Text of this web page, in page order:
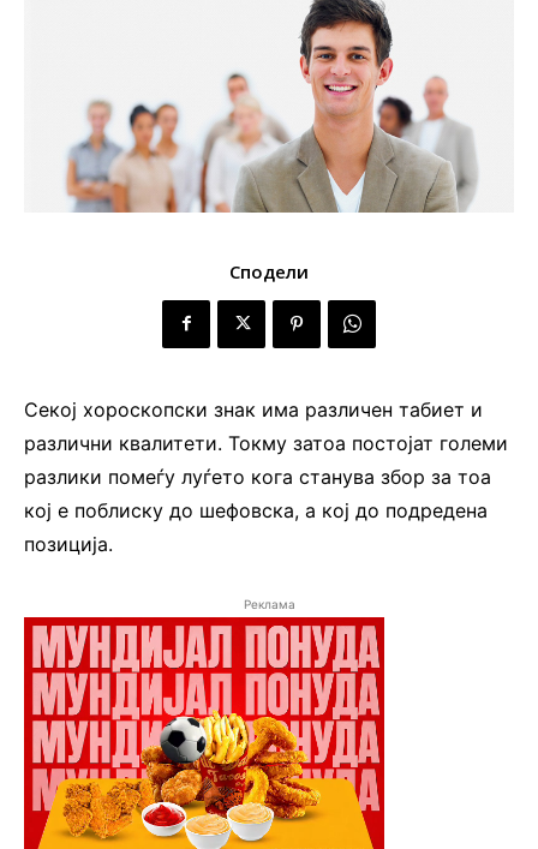
Сподели
Секој хороскопски знак има различен табиет и
различни квалитети. Токму затоа постојат големи
разлики помеѓу луѓето кога станува збор за тоа
кој е поблиску до шефовска, а кој до подредена
позиција.
Реклама